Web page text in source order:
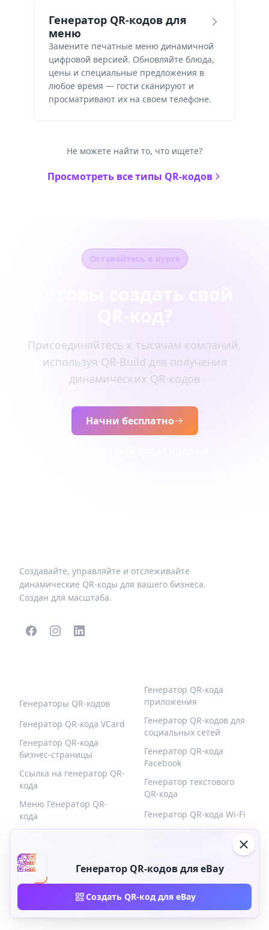
Генератор QR-кодов для
меню
Замените печатные меню динамичной
цифровой версией. Обновляйте блюда,
цены и специальные предложения в
любое время — гости сканируют и
просматривают их на своем телефоне.
Не можете найти то, что ищете?
Просмотреть все типы QR-кодов
Генератор QR-кодов для eBay
Создать QR-код для eBay
Оставайтесь в курсе
Присоединяйтесь к тысячам компаний,
используя QR-Build для получения
динамических QR-кодов
Начни бесплатно
Создавайте, управляйте и отслеживайте
динамические QR-коды для вашего бизнеса.
Создан для масштаба.
Генераторы QR-кодов
Генератор QR-кода VCard
Генератор QR-кода
бизнес-страницы
Ссылка на генератор QR-
кода
Меню Генератор QR-
кода
Генератор QR-кода
продукта
Генератор QR-кодов
Генератор QR-кода
приложения
Генератор QR-кодов для
социальных сетей
Генератор QR-кода
Facebook
Генератор текстового
QR-кода
Генератор QR-кода Wi-Fi
Генератор QR-кода
Генератор QR-кода
купона
Генератор QR-кода